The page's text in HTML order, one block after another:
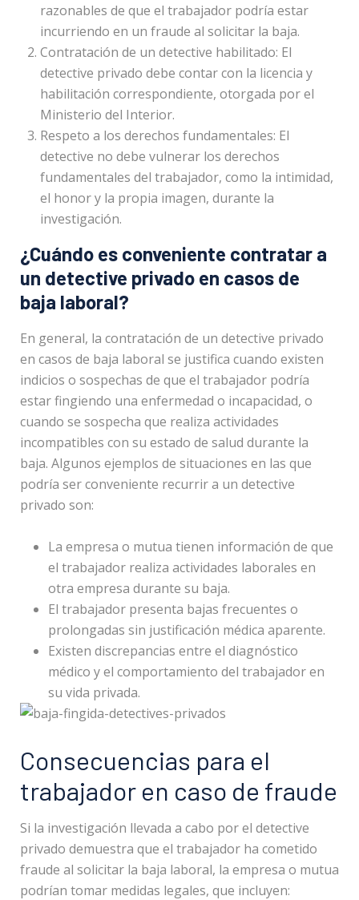
razonables de que el trabajador podría estar
incurriendo en un fraude al solicitar la baja.
Contratación de un detective habilitado: El
detective privado debe contar con la licencia y
habilitación correspondiente, otorgada por el
Ministerio del Interior.
Respeto a los derechos fundamentales: El
detective no debe vulnerar los derechos
fundamentales del trabajador, como la intimidad,
el honor y la propia imagen, durante la
investigación.
¿Cuándo es conveniente contratar a
un detective privado en casos de
baja laboral?
En general, la contratación de un detective privado
en casos de baja laboral se justifica cuando existen
indicios o sospechas de que el trabajador podría
estar fingiendo una enfermedad o incapacidad, o
cuando se sospecha que realiza actividades
incompatibles con su estado de salud durante la
baja. Algunos ejemplos de situaciones en las que
podría ser conveniente recurrir a un detective
privado son:
La empresa o mutua tienen información de que
el trabajador realiza actividades laborales en
otra empresa durante su baja.
El trabajador presenta bajas frecuentes o
prolongadas sin justificación médica aparente.
Existen discrepancias entre el diagnóstico
médico y el comportamiento del trabajador en
su vida privada.
Consecuencias para el
trabajador en caso de fraude
Si la investigación llevada a cabo por el detective
privado demuestra que el trabajador ha cometido
fraude al solicitar la baja laboral, la empresa o mutua
podrían tomar medidas legales, que incluyen: